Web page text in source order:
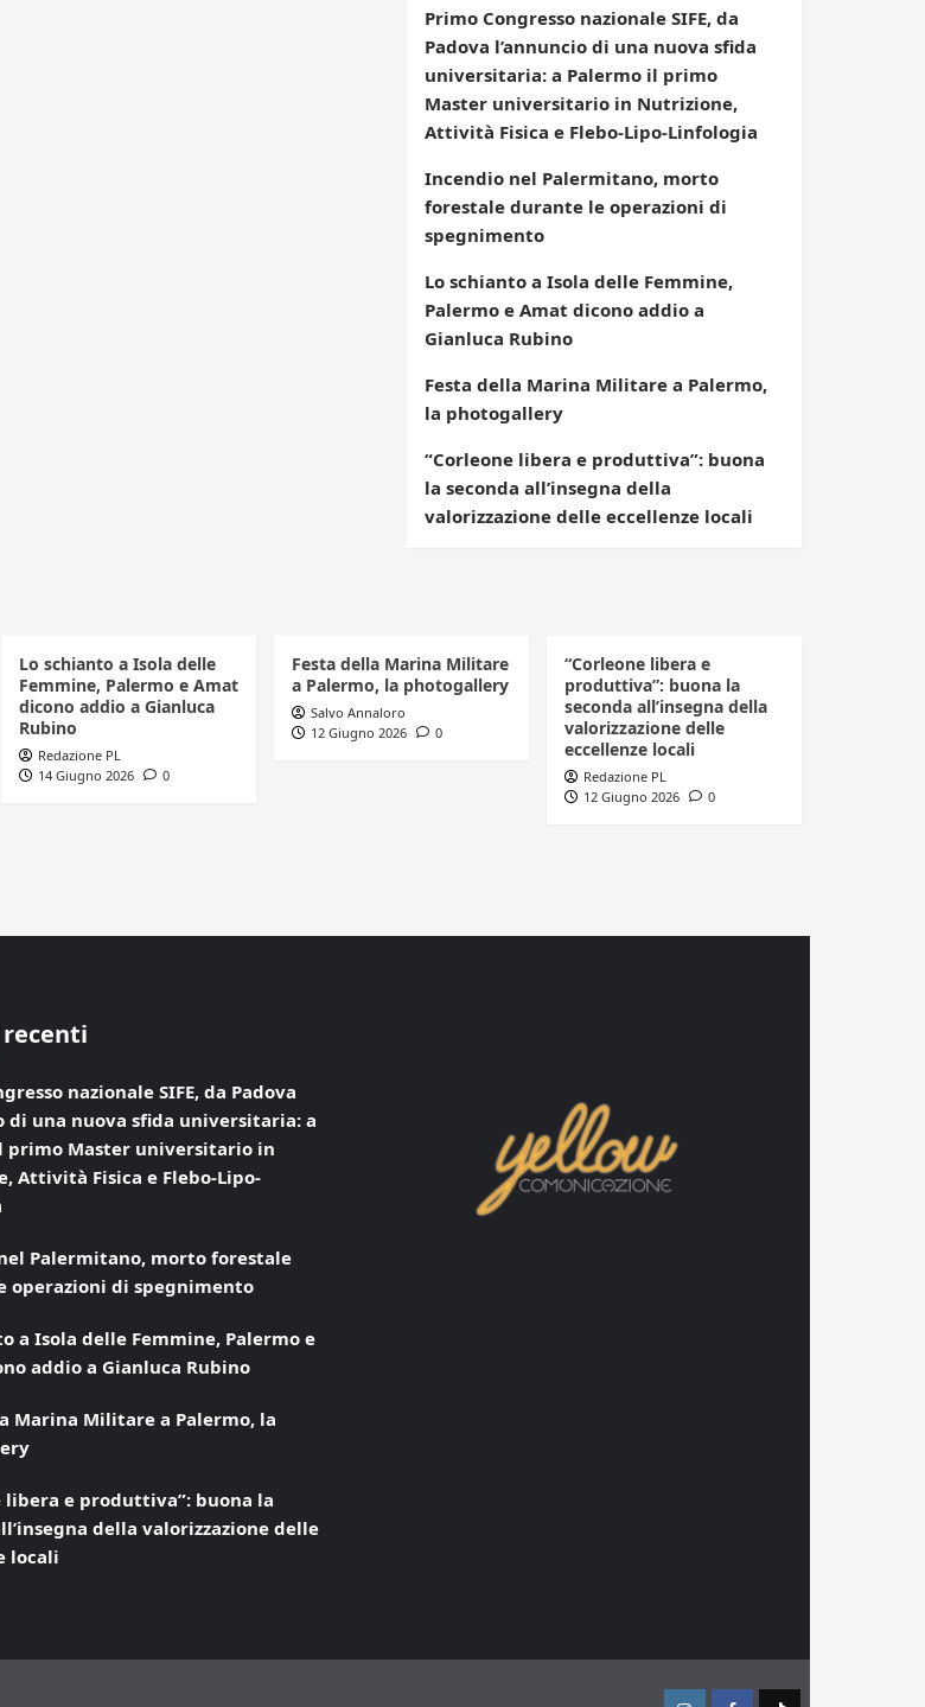
Primo Congresso nazionale SIFE, da
Padova l’annuncio di una nuova sfida
universitaria: a Palermo il primo
Master universitario in Nutrizione,
Attività Fisica e Flebo-Lipo-Linfologia
Incendio nel Palermitano, morto
forestale durante le operazioni di
spegnimento
Lo schianto a Isola delle Femmine,
Palermo e Amat dicono addio a
Gianluca Rubino
Festa della Marina Militare a Palermo,
la photogallery
“Corleone libera e produttiva”: buona
la seconda all’insegna della
valorizzazione delle eccellenze locali
Lo schianto a Isola delle
Femmine, Palermo e Amat
dicono addio a Gianluca
Rubino
Redazione PL
14 Giugno 2026
0
Festa della Marina Militare
a Palermo, la photogallery
Salvo Annaloro
12 Giugno 2026
0
“Corleone libera e
produttiva”: buona la
seconda all’insegna della
valorizzazione delle
eccellenze locali
Redazione PL
12 Giugno 2026
0
nazionale SIFE, da Padova
di una nuova sfida universitaria: a
primo Master universitario in
Attività Fisica e Flebo-Lipo-
Palermitano, morto forestale
operazioni di spegnimento
a Isola delle Femmine, Palermo e
addio a Gianluca Rubino
Marina Militare a Palermo, la
libera e produttiva”: buona la
della valorizzazione delle
locali